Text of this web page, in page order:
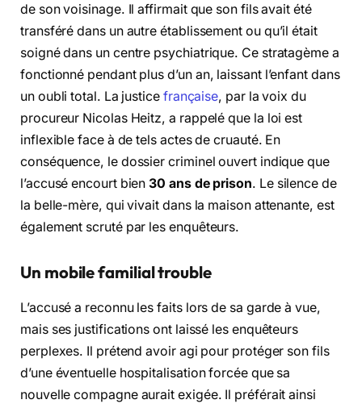
de son voisinage. Il affirmait que son fils avait été
transféré dans un autre établissement ou qu’il était
soigné dans un centre psychiatrique. Ce stratagème a
fonctionné pendant plus d’un an, laissant l’enfant dans
un oubli total. La justice française, par la voix du
procureur Nicolas Heitz, a rappelé que la loi est
inflexible face à de tels actes de cruauté. En
conséquence, le dossier criminel ouvert indique que
l’accusé encourt bien30 ans de prison. Le silence de
la belle-mère, qui vivait dans la maison attenante, est
également scruté par les enquêteurs.
Un mobile familial trouble
L’accusé a reconnu les faits lors de sa garde à vue,
mais ses justifications ont laissé les enquêteurs
perplexes. Il prétend avoir agi pour protéger son fils
d’une éventuelle hospitalisation forcée que sa
nouvelle compagne aurait exigée. Il préférait ainsi